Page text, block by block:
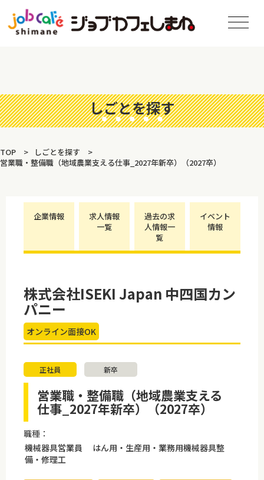
しごとを探す
TOP
しごとを探す
営業職・整備職（地域農業支える仕事_2027年新卒）（2027卒）
企業情報
求人情報
一覧
過去の求
人情報一
覧
イベント
情報
株式会社ISEKI Japan 中四国カン
パニー
オンライン面接OK
正社員 新卒
営業職・整備職（地域農業支える
仕事_2027年新卒）（2027卒）
職種：
機械器具営業員 はん用・生産用・業務用機械器具整
備・修理工